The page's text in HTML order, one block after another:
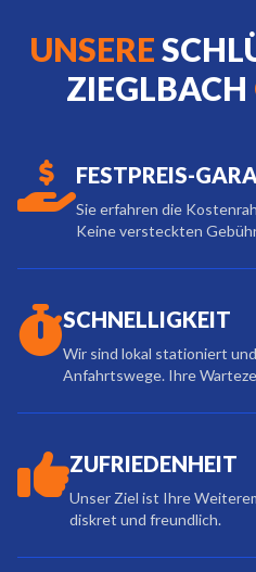
UNSERE
ZIEGLBACH
FESTPREIS-
Sie erfahren die
Keine versteckten
SCHNELLIGKEIT
Wir sind lokal stationiert
Anfahrtswege. Ihre
ZUFRIEDENHEIT
Unser Ziel ist Ihre
diskret und freundlich.